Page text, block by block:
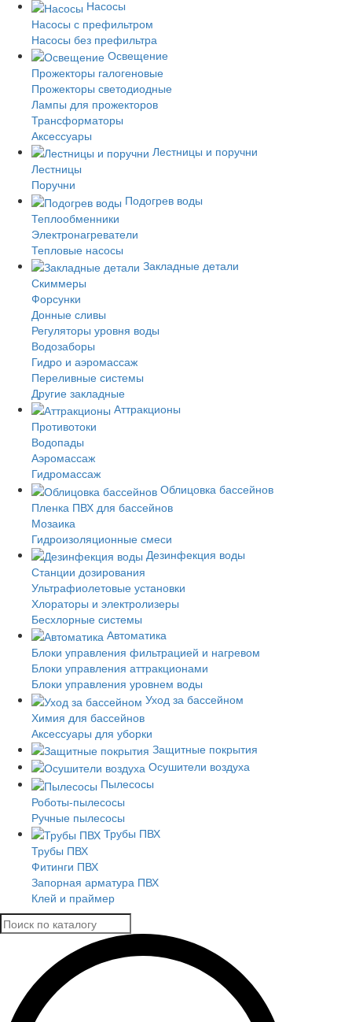
Насосы
Насосы с префильтром
Насосы без префильтра
Освещение
Прожекторы галогеновые
Прожекторы светодиодные
Лампы для прожекторов
Трансформаторы
Аксессуары
Лестницы и поручни
Лестницы
Поручни
Подогрев воды
Теплообменники
Электронагреватели
Тепловые насосы
Закладные детали
Скиммеры
Форсунки
Донные сливы
Регуляторы уровня воды
Водозаборы
Гидро и аэромассаж
Переливные системы
Другие закладные
Аттракционы
Противотоки
Водопады
Аэромассаж
Гидромассаж
Облицовка бассейнов
Пленка ПВХ для бассейнов
Мозаика
Гидроизоляционные смеси
Дезинфекция воды
Станции дозирования
Ультрафиолетовые установки
Хлораторы и электролизеры
Бесхлорные системы
Автоматика
Блоки управления фильтрацией и нагревом
Блоки управления аттракционами
Блоки управления уровнем воды
Уход за бассейном
Химия для бассейнов
Аксессуары для уборки
Защитные покрытия
Осушители воздуха
Пылесосы
Роботы-пылесосы
Ручные пылесосы
Трубы ПВХ
Трубы ПВХ
Фитинги ПВХ
Запорная арматура ПВХ
Клей и праймер